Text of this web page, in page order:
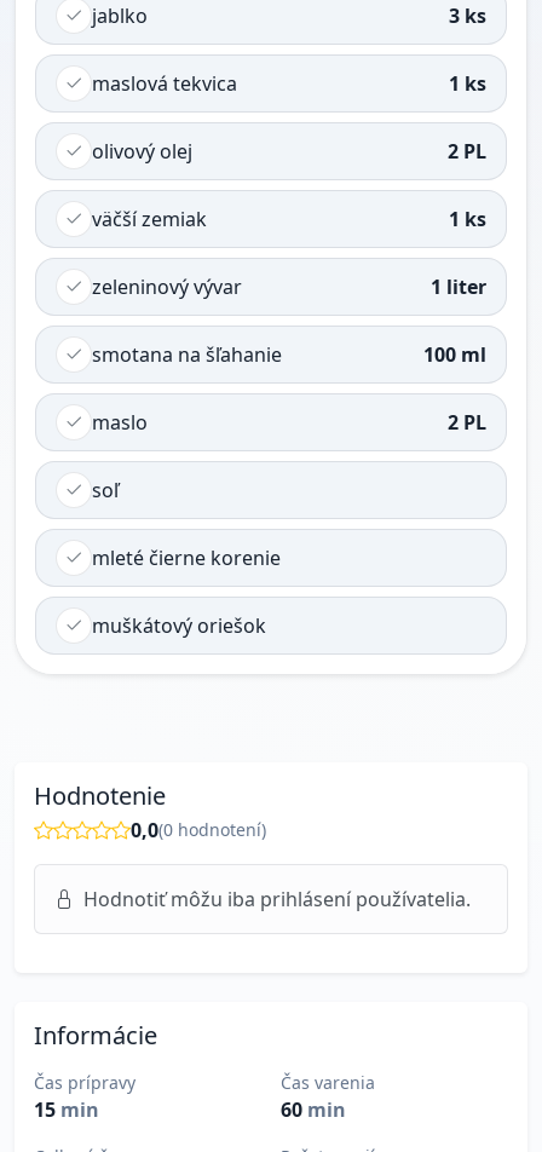
jablko 3 ks
maslová tekvica 1 ks
olivový olej 2 PL
väčší zemiak 1 ks
zeleninový vývar 1 liter
smotana na šľahanie 100 ml
maslo 2 PL
soľ
mleté čierne korenie
muškátový oriešok
Hodnotenie
0,0(0 hodnotení)
Hodnotiť môžu iba prihlásení používatelia.
Informácie
Čas prípravy
15 min
Čas varenia
60 min